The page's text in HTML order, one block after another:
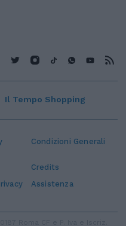
Condizioni Generali
Credits
Assistenza
Il Tempo Shopping